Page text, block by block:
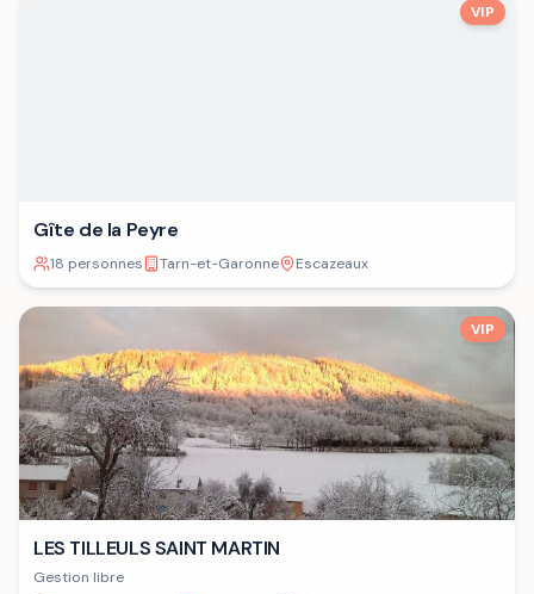
VIP
Gîte de la Peyre
18 personnes Tarn-et-Garonne Escazeaux
VIP
LES TILLEULS SAINT MARTIN
Gestion libre